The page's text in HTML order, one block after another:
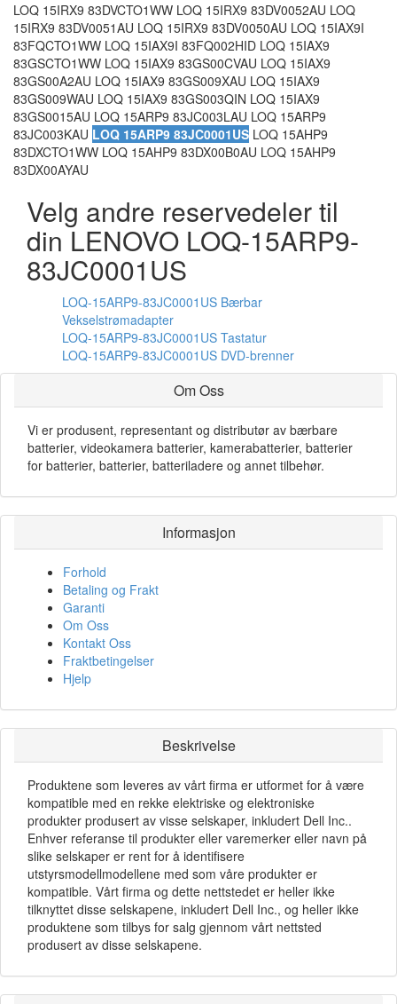
LOQ 15IRX9 83DVCTO1WW LOQ 15IRX9 83DV0052AU LOQ
15IRX9 83DV0051AU LOQ 15IRX9 83DV0050AU LOQ 15IAX9I
83FQCTO1WW LOQ 15IAX9I 83FQ002HID LOQ 15IAX9
83GSCTO1WW LOQ 15IAX9 83GS00CVAU LOQ 15IAX9
83GS00A2AU LOQ 15IAX9 83GS009XAU LOQ 15IAX9
83GS009WAU LOQ 15IAX9 83GS003QIN LOQ 15IAX9
83GS0015AU LOQ 15ARP9 83JC003LAU LOQ 15ARP9
83JC003KAU LOQ 15ARP9 83JC0001US LOQ 15AHP9
83DXCTO1WW LOQ 15AHP9 83DX00B0AU LOQ 15AHP9
83DX00AYAU
Velg andre reservedeler til
din LENOVO LOQ-15ARP9-
83JC0001US
LOQ-15ARP9-83JC0001US Bærbar
Vekselstrømadapter
LOQ-15ARP9-83JC0001US Tastatur
LOQ-15ARP9-83JC0001US DVD-brenner
Om Oss
Vi er produsent, representant og distributør av bærbare
batterier, videokamera batterier, kamerabatterier, batterier
for batterier, batterier, batteriladere og annet tilbehør.
Informasjon
Forhold
Betaling og Frakt
Garanti
Om Oss
Kontakt Oss
Fraktbetingelser
Hjelp
Beskrivelse
Produktene som leveres av vårt firma er utformet for å være
kompatible med en rekke elektriske og elektroniske
produkter produsert av visse selskaper, inkludert Dell Inc..
Enhver referanse til produkter eller varemerker eller navn på
slike selskaper er rent for å identifisere
utstyrsmodellmodellene med som våre produkter er
kompatible. Vårt firma og dette nettstedet er heller ikke
tilknyttet disse selskapene, inkludert Dell Inc., og heller ikke
produktene som tilbys for salg gjennom vårt nettsted
produsert av disse selskapene.